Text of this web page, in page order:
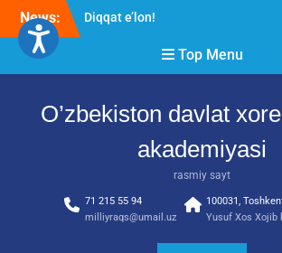
Skip
content
News:
Diqqat e’lon!
2026” tadbiri bo‘lib o‘tdi
RESPUBLIKA ILMIY-
Top Menu
O’zbekiston davlat
akademiyasi
rasmiy sayt
71 215 55 94
milliyraqs@umail.uz
100031,
Yusuf Xos Xojib